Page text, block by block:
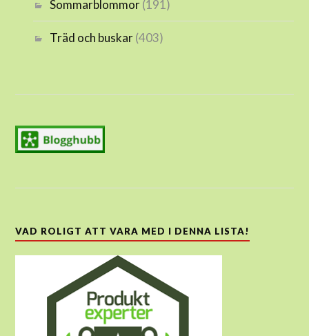
Sommarblommor(191)
Träd och buskar(403)
VAD ROLIGT ATT VARA MED I DENNA LISTA!